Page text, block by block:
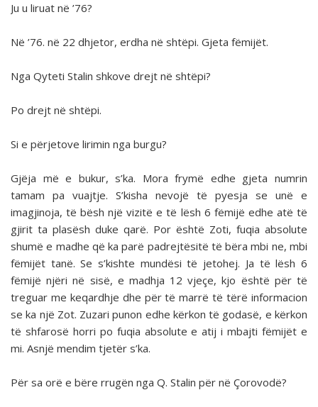
Ju u liruat në ’76?
Në ’76. në 22 dhjetor, erdha në shtëpi. Gjeta fëmijët.
Nga Qyteti Stalin shkove drejt në shtëpi?
Po drejt në shtëpi.
Si e përjetove lirimin nga burgu?
Gjëja më e bukur, s’ka. Mora frymë edhe gjeta numrin
tamam pa vuajtje. S’kisha nevojë të pyesja se unë e
imagjinoja, të bësh një vizitë e të lësh 6 fëmijë edhe atë të
gjirit ta plasësh duke qarë. Por është Zoti, fuqia absolute
shumë e madhe që ka parë padrejtësitë të bëra mbi ne, mbi
fëmijët tanë. Se s’kishte mundësi të jetohej. Ja të lësh 6
fëmijë njëri në sisë, e madhja 12 vjeçe, kjo është për të
treguar me keqardhje dhe për të marrë të tërë informacion
se ka një Zot. Zuzari punon edhe kërkon të godasë, e kërkon
të shfarosë horri po fuqia absolute e atij i mbajti fëmijët e
mi. Asnjë mendim tjetër s’ka.
Për sa orë e bëre rrugën nga Q. Stalin për në Çorovodë?